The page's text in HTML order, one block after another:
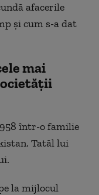
afacerile
și cum s-a dat
mai
într-o familie
Tatăl lui
la mijlocul